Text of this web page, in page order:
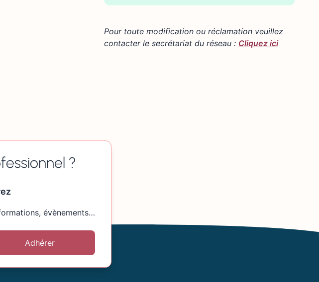
×
−
Pour toute modification ou réclamation veuillez
contacter le secrétariat du réseau : Cliquez ici
?
évènements…
Adhérer